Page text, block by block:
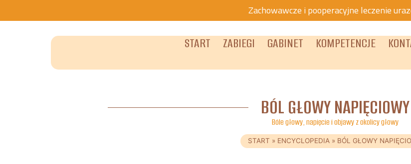
Zachowawcze i pooperacyjne leczenie
START
ZABIEGI GABINET KOMPETENCJE
BÓL GŁOWY NAPIĘCIOWY
Bóle głowy, napięcie i objawy z okolicy głowy
START » ENCYCLOPEDIA » BÓL GŁOWY